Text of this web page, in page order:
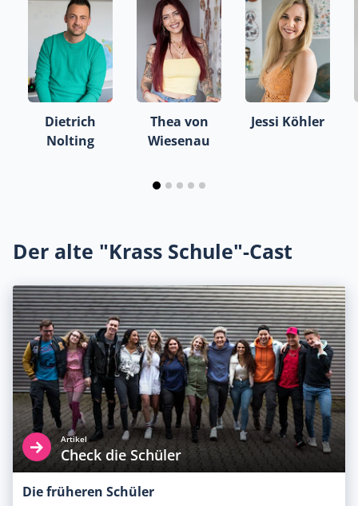
Dietrich
Nolting
Thea von
Wiesenau
Jessi Köhler
Der alte "Krass Schule"-Cast
Artikel
Check die Schüler
Die früheren Schüler